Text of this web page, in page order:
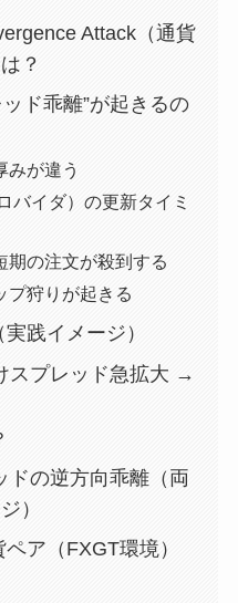
Attack（通貨
？
ッド乖離”が起きるの
みが違う
バイダ）の更新タイミ
期の注文が殺到する
プ狩りが起きる
践イメージ）
スプレッド急拡大 →
ドの逆方向乖離（両
）
ア（FXGT環境）